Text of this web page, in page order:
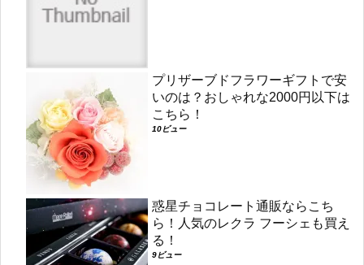
プリザーブドフラワーギフトで安
いのは？おしゃれな2000円以下は
こちら！
10ビュー
惑星チョコレート通販ならこち
ら！人気のレクラ フーシェも買え
る！
9ビュー